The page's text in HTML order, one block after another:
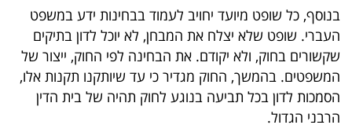
דרושים
ניוזלטרים
מייל
בנוסף, כל שופט מיועד יחויב לעמוד בבחינות ידע במשפט
העברי. שופט שלא יצלח את המבחן, לא יוכל לדון בתיקים
שקשורים בחוק, ולא יקודם. את הבחינה לפי החוק, ייצור של
המשפטים. בהמשך, החוק מגדיר כי עד שיותקנו תקנות אלו,
הסמכות לדון בכל תביעה בנוגע לחוק תהיה של בית הדין
הרבני הגדול.